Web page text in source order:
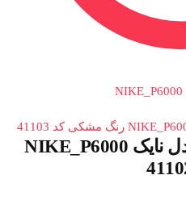
کفش و کتانی مردانه مدل نایک NIKE_P6000